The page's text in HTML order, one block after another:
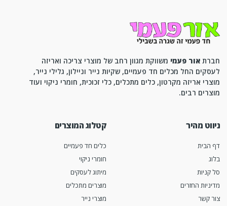
חברת אור פעמי משווקת מגוון רחב של מוצרי צריכה ואריזה
לעסקים החל מכלים חד פעמיים, שקיות נייר וניילון, גלילי נייר,
מוצרי אריזה מקרטון, כלים מתכלים, כלי זכוכית, חומרי ניקוי ועוד
מוצרים רבים.
ניווט מהיר
דף הבית
בלוג
סל קניות
מדיניות החזרים
צור קשר
קטלוג המוצרים
כלים חד פעמיים
חומרי ניקוי
מיתוג לעסקים
מוצרים מתכלים
מוצרי נייר